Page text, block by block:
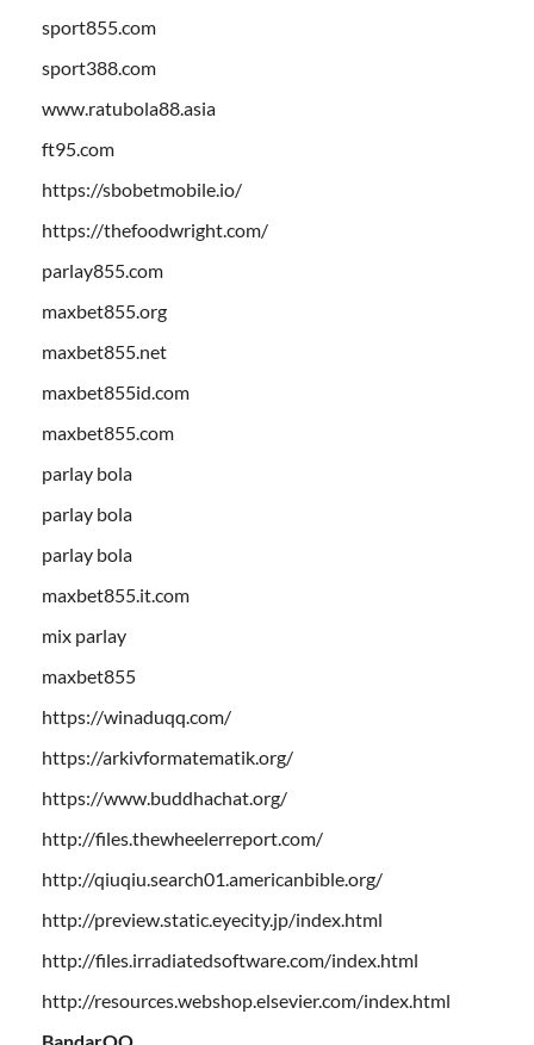
sport855.com
sport388.com
www.ratubola88.asia
ft95.com
https://sbobetmobile.io/
https://thefoodwright.com/
parlay855.com
maxbet855.org
maxbet855.net
maxbet855id.com
maxbet855.com
parlay bola
parlay bola
parlay bola
maxbet855.it.com
mix parlay
maxbet855
https://winaduqq.com/
https://arkivformatematik.org/
https://www.buddhachat.org/
http://files.thewheelerreport.com/
http://qiuqiu.search01.americanbible.org/
http://preview.static.eyecity.jp/index.html
http://files.irradiatedsoftware.com/index.html
http://resources.webshop.elsevier.com/index.html
BandarQQ